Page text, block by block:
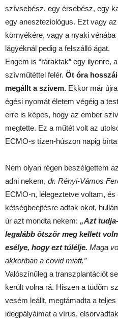
szívsebész, egy érsebész, egy
egy aneszteziológus. Ezt vagy
környékére, vagy a nyaki
lágyéknál pedig a felszálló ágat.
Engem is “ráraktak” egy ilyenre,
szívműtéttel felér. Öt óra
megállt a szívem. Ekkor már
égési nyomát életem végéig a
erre is képes, hogy az ember
megtette. Ez a műtét volt az
ECMO-s tízen-húszon napig bírta
Nem olyan régen beszélgettem
adni nekem, dr. Rényi-Vámos
ECMO-n, lélegeztetve voltam,
kétségbeejtésre adtak okot,
úr azt mondta nekem: „Azt
legalább ötször meg kellett
esélye, hogy ezt túlélje. Maga
akkoriban a covid miatt.”
Valószínűleg a transzplantációt
került volna rá. Hiszen a tüdőm
vesém leállt, megtámadta a
idegpályáimat a vírus,